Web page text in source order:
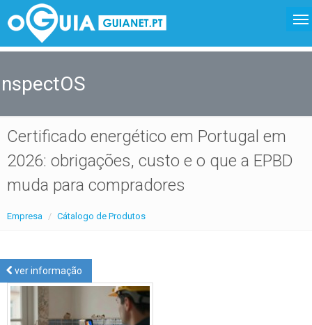
Certificado energético em Portugal em
2026: obrigações, custo e o que a EPBD
muda para compradores
Empresa Cátalogo de Produtos
ver informação